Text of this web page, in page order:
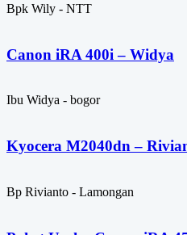
Bpk Wily - NTT
Canon iRA 400i – Widya
Ibu Widya - bogor
Kyocera M2040dn –
Bp Rivianto - Lamongan